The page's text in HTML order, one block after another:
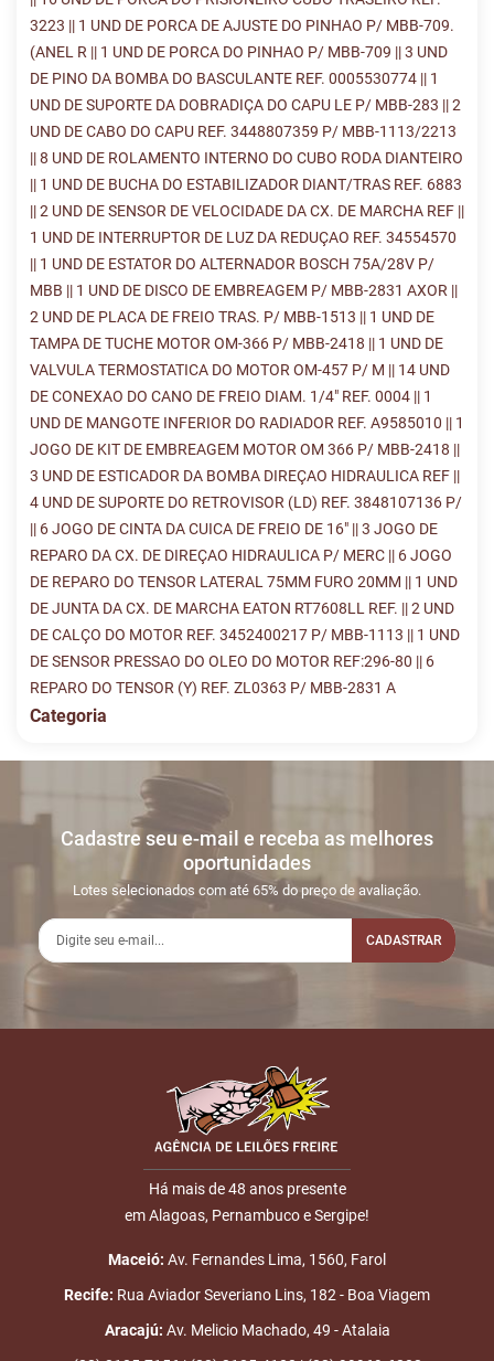
3223 || 1 UND DE PORCA DE AJUSTE DO PINHAO P/ MBB-709.
(ANEL R || 1 UND DE PORCA DO PINHAO P/ MBB-709 || 3 UND
DE PINO DA BOMBA DO BASCULANTE REF. 0005530774 || 1
UND DE SUPORTE DA DOBRADIÇA DO CAPU LE P/ MBB-283 || 2
UND DE CABO DO CAPU REF. 3448807359 P/ MBB-1113/2213
|| 8 UND DE ROLAMENTO INTERNO DO CUBO RODA DIANTEIRO
|| 1 UND DE BUCHA DO ESTABILIZADOR DIANT/TRAS REF. 6883
|| 2 UND DE SENSOR DE VELOCIDADE DA CX. DE MARCHA REF ||
1 UND DE INTERRUPTOR DE LUZ DA REDUÇAO REF. 34554570
|| 1 UND DE ESTATOR DO ALTERNADOR BOSCH 75A/28V P/
MBB || 1 UND DE DISCO DE EMBREAGEM P/ MBB-2831 AXOR ||
2 UND DE PLACA DE FREIO TRAS. P/ MBB-1513 || 1 UND DE
TAMPA DE TUCHE MOTOR OM-366 P/ MBB-2418 || 1 UND DE
VALVULA TERMOSTATICA DO MOTOR OM-457 P/ M || 14 UND
DE CONEXAO DO CANO DE FREIO DIAM. 1/4" REF. 0004 || 1
UND DE MANGOTE INFERIOR DO RADIADOR REF. A9585010 || 1
JOGO DE KIT DE EMBREAGEM MOTOR OM 366 P/ MBB-2418 ||
3 UND DE ESTICADOR DA BOMBA DIREÇAO HIDRAULICA REF ||
4 UND DE SUPORTE DO RETROVISOR (LD) REF. 3848107136 P/
|| 6 JOGO DE CINTA DA CUICA DE FREIO DE 16" || 3 JOGO DE
REPARO DA CX. DE DIREÇAO HIDRAULICA P/ MERC || 6 JOGO
DE REPARO DO TENSOR LATERAL 75MM FURO 20MM || 1 UND
DE JUNTA DA CX. DE MARCHA EATON RT7608LL REF. || 2 UND
DE CALÇO DO MOTOR REF. 3452400217 P/ MBB-1113 || 1 UND
DE SENSOR PRESSAO DO OLEO DO MOTOR REF:296-80 || 6
REPARO DO TENSOR (Y) REF. ZL0363 P/ MBB-2831 A
Categoria
DATA/HORA
27/06
INICIO DO
LEILÃO
Disputas
iniciadas
27/06
21:03:45
LEILÃO
ENCERRADO
Fim das
3
ENCERRADO
Fim das
Disputas
conosco pelo whatsapp:
Sua dúvida
Nome
Cadastre seu e-mail e receba as melhores
oportunidades
Lotes selecionados com até 65% do preço de avaliação.
CADASTRAR
Há mais de 48 anos presente
em Alagoas, Pernambuco e Sergipe!
Maceió: Av. Fernandes Lima, 1560, Farol
Recife: Rua Aviador Severiano Lins, 182 - Boa Viagem
Aracajú: Av. Melicio Machado, 49 - Atalaia